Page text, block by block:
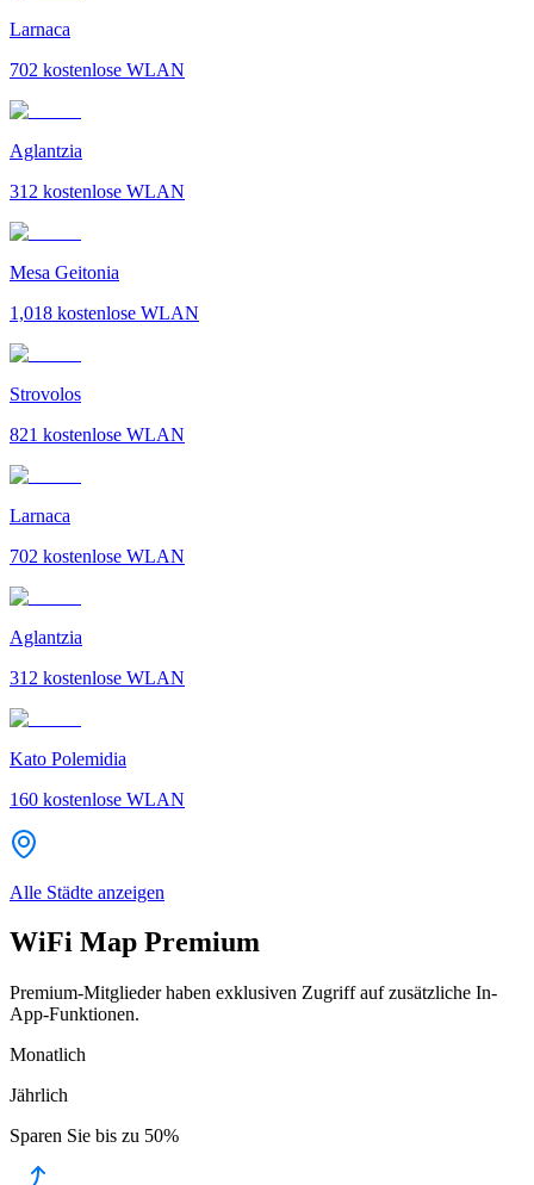
Larnaca
702 kostenlose WLAN
Aglantzia
312 kostenlose WLAN
Mesa Geitonia
1,018 kostenlose WLAN
Strovolos
821 kostenlose WLAN
Larnaca
702 kostenlose WLAN
Aglantzia
312 kostenlose WLAN
Kato Polemidia
160 kostenlose WLAN
Alle Städte anzeigen
WiFi Map Premium
Premium-Mitglieder haben exklusiven Zugriff auf zusätzliche In-
App-Funktionen.
Monatlich
Jährlich
Sparen Sie bis zu 50%